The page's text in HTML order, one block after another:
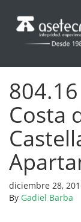
Costa
diciembre 28,
By Gadiel Barba